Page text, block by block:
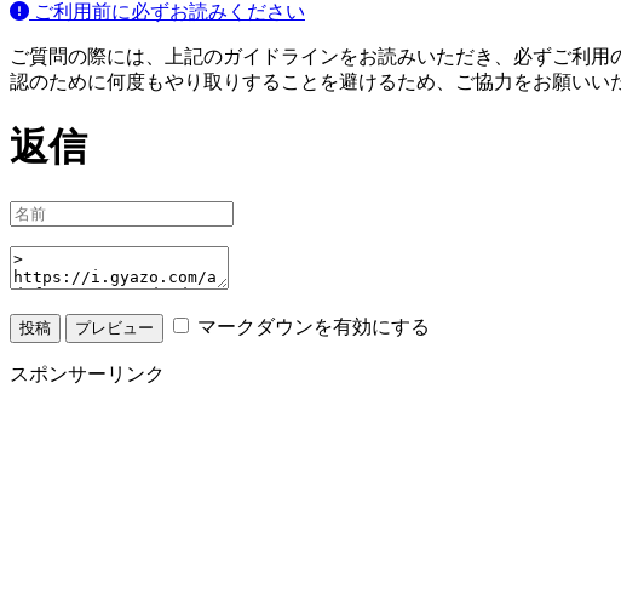
ご利用前に必ずお読みください
ご質問の際には、上記のガイドラインをお読みいただき、必ずご利
認のために何度もやり取りすることを避けるため、ご協力をお願いい
返信
マークダウンを有効にする
スポンサーリンク